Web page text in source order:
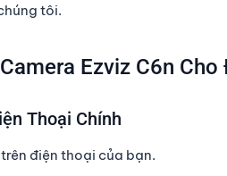
tôi.
Ezviz C6n
Thoại Chính
trên điện thoại của bạn.